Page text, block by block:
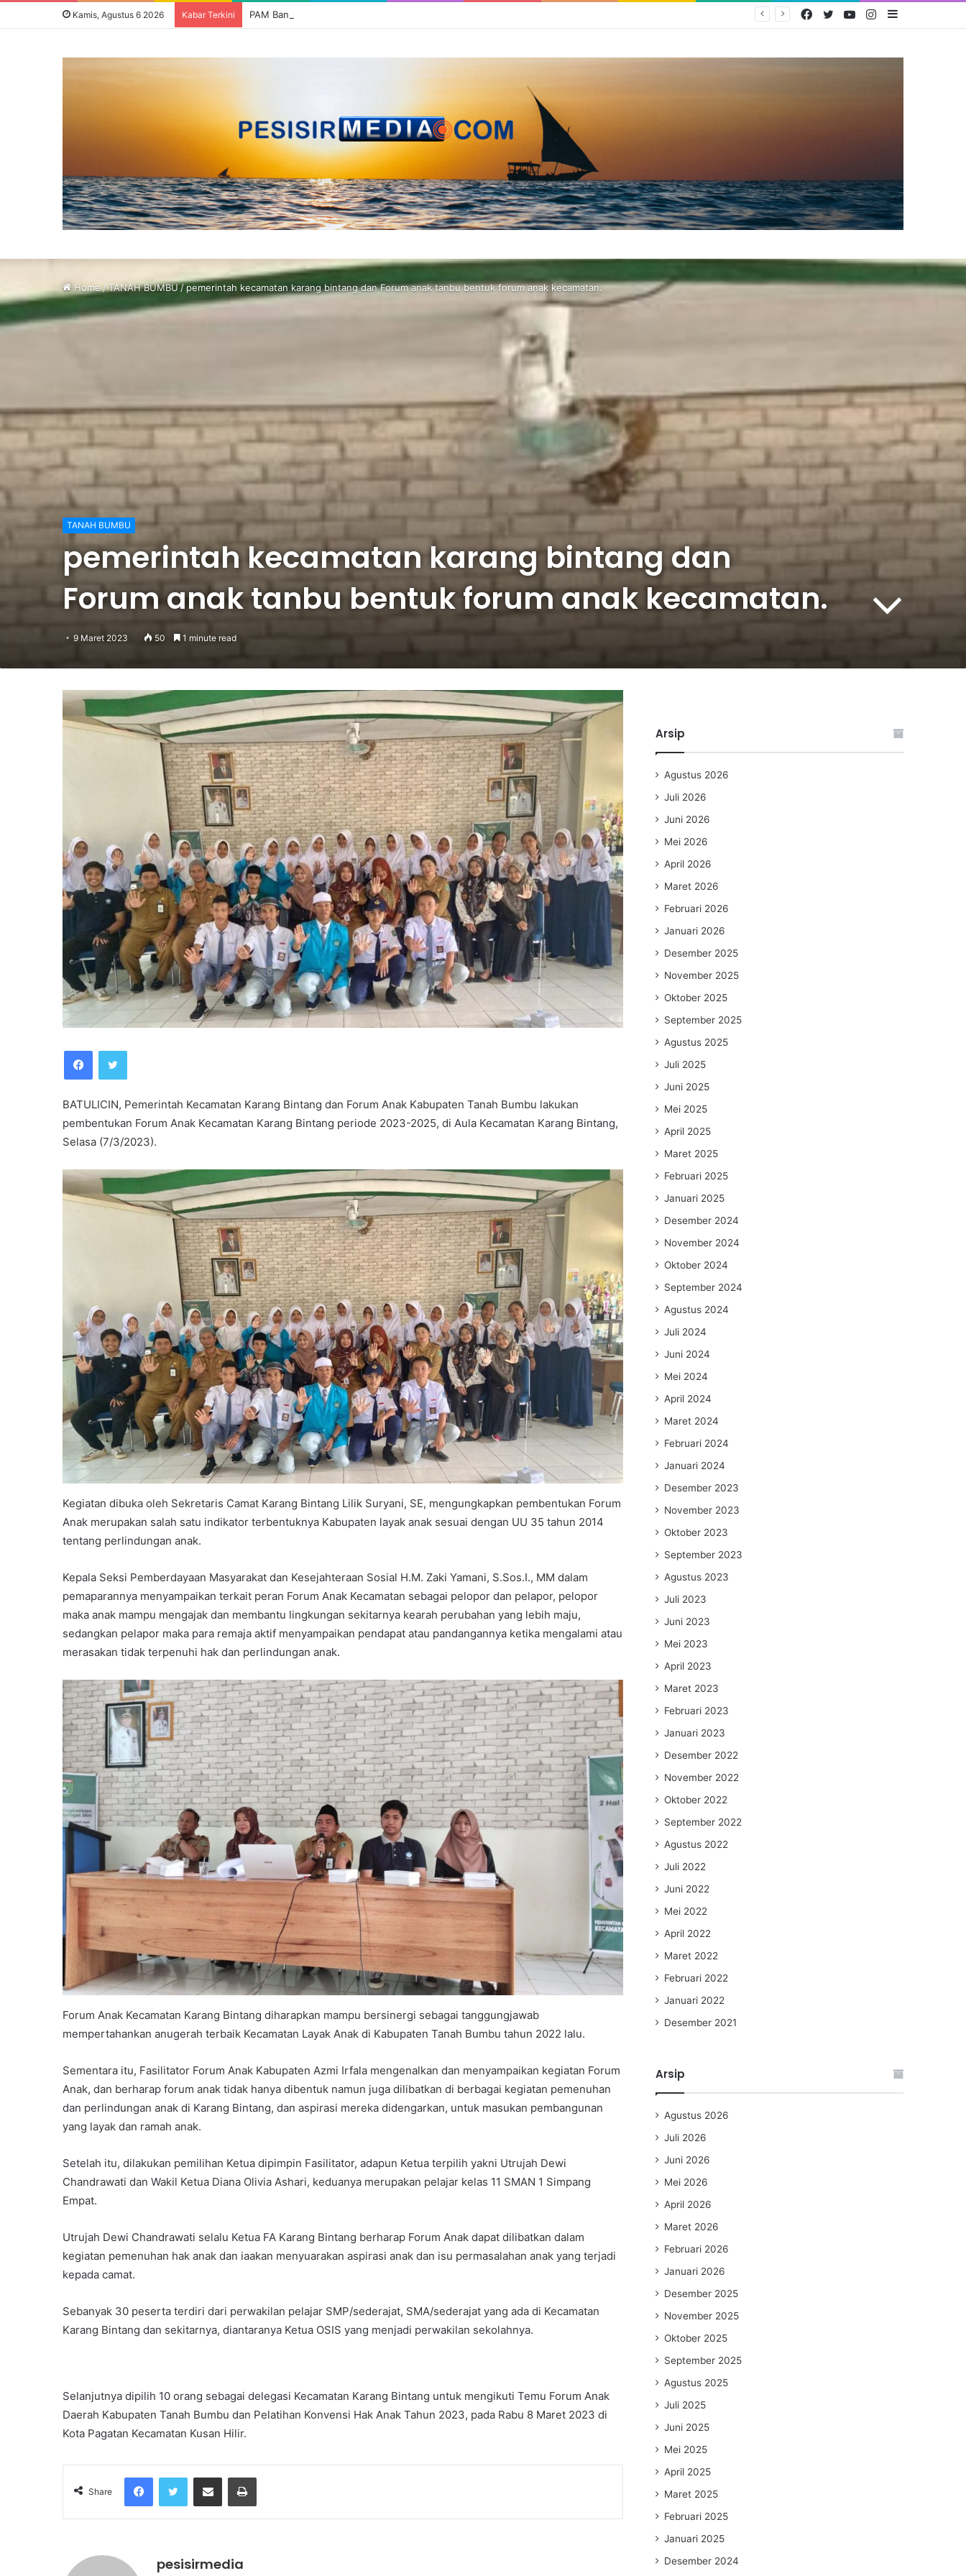
Kamis, Agustus 6 2026 Kabar Terkini Sidebar
Instagram
YouTube
Twitter
Facebook
Home/TANAH BUMBU/pemerintah kecamatan karang bintang dan Forum anak tanbu bentuk forum anak kecamatan.
TANAH BUMBU
pemerintah kecamatan karang bintang dan
Forum anak tanbu bentuk forum anak kecamatan.
9 Maret 2023 50 1 minute read
FacebookTwitter
BATULICIN, Pemerintah Kecamatan Karang Bintang dan Forum Anak Kabupaten Tanah Bumbu lakukan
pembentukan Forum Anak Kecamatan Karang Bintang periode 2023-2025, di Aula Kecamatan Karang Bintang,
Selasa (7/3/2023).
Kegiatan dibuka oleh Sekretaris Camat Karang Bintang Lilik Suryani, SE, mengungkapkan pembentukan Forum
Anak merupakan salah satu indikator terbentuknya Kabupaten layak anak sesuai dengan UU 35 tahun 2014
tentang perlindungan anak.
Kepala Seksi Pemberdayaan Masyarakat dan Kesejahteraan Sosial H.M. Zaki Yamani, S.Sos.I., MM dalam
pemaparannya menyampaikan terkait peran Forum Anak Kecamatan sebagai pelopor dan pelapor, pelopor
maka anak mampu mengajak dan membantu lingkungan sekitarnya kearah perubahan yang lebih maju,
sedangkan pelapor maka para remaja aktif menyampaikan pendapat atau pandangannya ketika mengalami atau
merasakan tidak terpenuhi hak dan perlindungan anak.
Forum Anak Kecamatan Karang Bintang diharapkan mampu bersinergi sebagai tanggungjawab
mempertahankan anugerah terbaik Kecamatan Layak Anak di Kabupaten Tanah Bumbu tahun 2022 lalu.
Sementara itu, Fasilitator Forum Anak Kabupaten Azmi Irfala mengenalkan dan menyampaikan kegiatan Forum
Anak, dan berharap forum anak tidak hanya dibentuk namun juga dilibatkan di berbagai kegiatan pemenuhan
dan perlindungan anak di Karang Bintang, dan aspirasi mereka didengarkan, untuk masukan pembangunan
yang layak dan ramah anak.
Setelah itu, dilakukan pemilihan Ketua dipimpin Fasilitator, adapun Ketua terpilih yakni Utrujah Dewi
Chandrawati dan Wakil Ketua Diana Olivia Ashari, keduanya merupakan pelajar kelas 11 SMAN 1 Simpang
Empat.
Utrujah Dewi Chandrawati selalu Ketua FA Karang Bintang berharap Forum Anak dapat dilibatkan dalam
kegiatan pemenuhan hak anak dan iaakan menyuarakan aspirasi anak dan isu permasalahan anak yang terjadi
kepada camat.
Sebanyak 30 peserta terdiri dari perwakilan pelajar SMP/sederajat, SMA/sederajat yang ada di Kecamatan
Karang Bintang dan sekitarnya, diantaranya Ketua OSIS yang menjadi perwakilan sekolahnya.
Selanjutnya dipilih 10 orang sebagai delegasi Kecamatan Karang Bintang untuk mengikuti Temu Forum Anak
Daerah Kabupaten Tanah Bumbu dan Pelatihan Konvensi Hak Anak Tahun 2023, pada Rabu 8 Maret 2023 di
Kota Pagatan Kecamatan Kusan Hilir.
Share
FacebookTwitter Share via Email Print
pesisirmedia
Arsip
Agustus 2026
Juli 2026
Juni 2026
Mei 2026
April 2026
Maret 2026
Februari 2026
Januari 2026
Desember 2025
November 2025
Oktober 2025
September 2025
Agustus 2025
Juli 2025
Juni 2025
Mei 2025
April 2025
Maret 2025
Februari 2025
Januari 2025
Desember 2024
November 2024
Oktober 2024
September 2024
Agustus 2024
Juli 2024
Juni 2024
Mei 2024
April 2024
Maret 2024
Februari 2024
Januari 2024
Desember 2023
November 2023
Oktober 2023
September 2023
Agustus 2023
Juli 2023
Juni 2023
Mei 2023
April 2023
Maret 2023
Februari 2023
Januari 2023
Desember 2022
November 2022
Oktober 2022
September 2022
Agustus 2022
Juli 2022
Juni 2022
Mei 2022
April 2022
Maret 2022
Februari 2022
Januari 2022
Desember 2021
Arsip
Agustus 2026
Juli 2026
Juni 2026
Mei 2026
April 2026
Maret 2026
Februari 2026
Januari 2026
Desember 2025
November 2025
Oktober 2025
September 2025
Agustus 2025
Juli 2025
Juni 2025
Mei 2025
April 2025
Maret 2025
Februari 2025
Januari 2025
Desember 2024